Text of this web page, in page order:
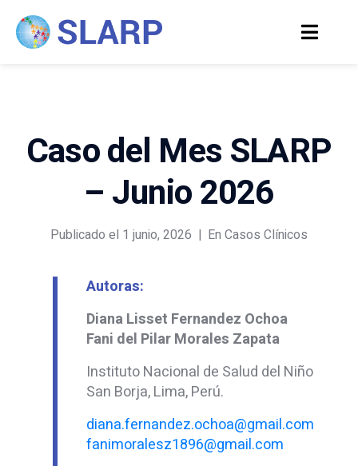
Caso del Mes SLARP
– Junio 2026
Publicado el 1 junio, 2026 En Casos Clínicos
Autoras:
Diana Lisset Fernandez Ochoa
Fani del Pilar Morales Zapata
Instituto Nacional de Salud del Niño
San Borja, Lima, Perú.
diana.fernandez.ochoa@gmail.com
fanimoralesz1896@gmail.com